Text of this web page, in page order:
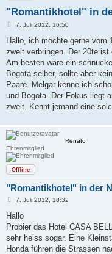
"Romantikhotel" in
B
i
r
a
7. Juli 2012, 16:50
Hallo, ich möchte gerne vom
zweit verbringen. Der 20te
Am besten wäre ein
Bogota selber, sollte aber
Paare. Melgar kenne ich
und Bogota. Der Fokus liegt
zweit. Kennt jemand eine
Renato
Ehrenmitglied
Offline
"Romantikhotel" in der
B
i
r
a
7. Juli 2012, 18:32
Hallo
Probier das Hotel CASA
sehr heiss sogar. Eine
Honda führen die Strassen